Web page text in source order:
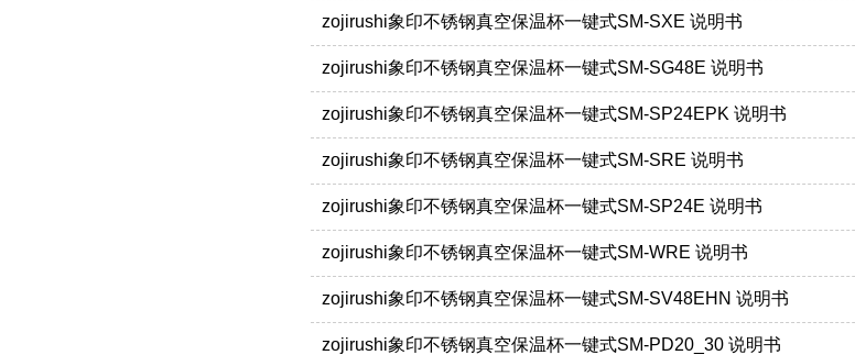
zojirushi象印不锈钢真空保温杯一键式SM-SXE 说明书
zojirushi象印不锈钢真空保温杯一键式SM-SG48E 说明书
zojirushi象印不锈钢真空保温杯一键式SM-SP24EPK 说明书
zojirushi象印不锈钢真空保温杯一键式SM-SRE 说明书
zojirushi象印不锈钢真空保温杯一键式SM-SP24E 说明书
zojirushi象印不锈钢真空保温杯一键式SM-WRE 说明书
zojirushi象印不锈钢真空保温杯一键式SM-SV48EHN 说明书
zojirushi象印不锈钢真空保温杯一键式SM-PD20_30 说明书